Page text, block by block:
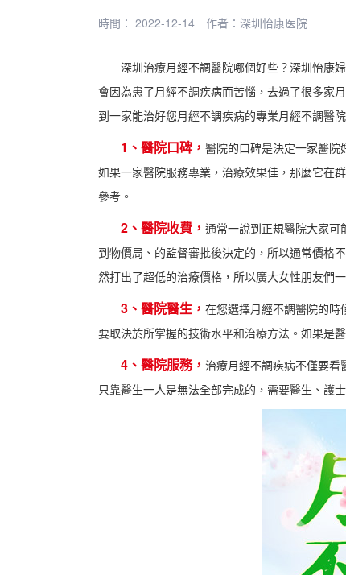
時間： 2022-12-14 作者： 深圳怡康医院
深圳治療月經不調醫院哪個好些？深圳怡康
會因為患了月經不調疾病而苦惱，去過了很多家
到一家能治好您月經不調疾病的專業月經不調醫
1、醫院口碑， 醫院的口碑是決定一家醫院
如果一家醫院服務專業，治療效果佳，那麼它在
參考。
2、 醫院收費， 通常一說到正規醫院大家可
到物價局、的監督審批後決定的，所以通常價格
然打出了超低的治療價格，所以廣大女性朋友們
3、 醫院醫生， 在您選擇月經不調醫院的時
要取決於所掌握的技術水平和治療方法。如果是
4、 醫院服務， 治療月經不調疾病不僅要看
只靠醫生一人是無法全部完成的，需要醫生、護